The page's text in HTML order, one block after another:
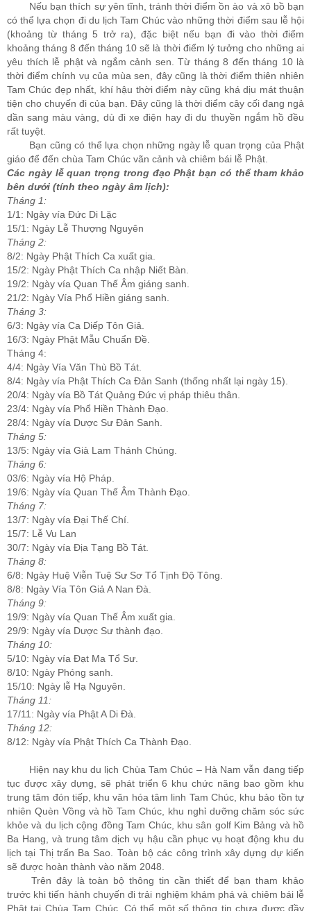
Nếu bạn thích sự yên tĩnh, tránh thời điểm ồn ào và xô bồ bạn
có thể lựa chọn đi du lịch Tam Chúc vào những thời điểm sau lễ hội
(khoảng từ tháng 5 trở ra), đặc biệt nếu bạn đi vào thời điểm
khoảng tháng 8 đến tháng 10 sẽ là thời điểm lý tưởng cho những ai
yêu thích lễ phật và ngắm cảnh sen. Từ tháng 8 đến tháng 10 là
thời điểm chính vụ của mùa sen, đây cũng là thời điểm thiên nhiên
Tam Chúc đẹp nhất, khí hậu thời điểm này cũng khá dịu mát thuận
tiện cho chuyến đi của bạn. Đây cũng là thời điểm cây cối đang ngả
dần sang màu vàng, dù đi xe điện hay đi du thuyền ngắm hồ đều
rất tuyệt.
Bạn cũng có thể lựa chọn những ngày lễ quan trọng của Phật
giáo để đến chùa Tam Chúc vãn cảnh và chiêm bái lễ Phật.
Các ngày lễ quan trọng trong đạo Phật bạn có thể tham khảo
bên dưới (tính theo ngày âm lịch):
Tháng 1:
1/1: Ngày vía Đức Di Lặc
15/1: Ngày Lễ Thượng Nguyên
Tháng 2:
8/2: Ngày Phật Thích Ca xuất gia.
15/2: Ngày Phật Thích Ca nhập Niết Bàn.
19/2: Ngày vía Quan Thế Âm giáng sanh.
21/2: Ngày Vía Phổ Hiền giáng sanh.
Tháng 3:
6/3: Ngày vía Ca Diếp Tôn Giả.
16/3: Ngày Phật Mẫu Chuẩn Đề.
Tháng 4:
4/4: Ngày Vía Văn Thù Bồ Tát.
8/4: Ngày vía Phật Thích Ca Đản Sanh (thống nhất lại ngày 15).
20/4: Ngày vía Bồ Tát Quảng Đức vị pháp thiêu thân.
23/4: Ngày vía Phổ Hiền Thành Đạo.
28/4: Ngày vía Dược Sư Đản Sanh.
Tháng 5:
13/5: Ngày vía Già Lam Thánh Chúng.
Tháng 6:
03/6: Ngày vía Hộ Pháp.
19/6: Ngày vía Quan Thế Âm Thành Đạo.
Tháng 7:
13/7: Ngày vía Đại Thế Chí.
15/7: Lễ Vu Lan
30/7: Ngày vía Địa Tạng Bồ Tát.
Tháng 8:
6/8: Ngày Huệ Viễn Tuệ Sư Sơ Tổ Tịnh Độ Tông.
8/8: Ngày Vía Tôn Giả A Nan Đà.
Tháng 9:
19/9: Ngày vía Quan Thế Âm xuất gia.
29/9: Ngày vía Dược Sư thành đạo.
Tháng 10:
5/10: Ngày vía Đạt Ma Tổ Sư.
8/10: Ngày Phóng sanh.
15/10: Ngày lễ Hạ Nguyên.
Tháng 11:
17/11: Ngày vía Phật A Di Đà.
Tháng 12:
8/12: Ngày vía Phật Thích Ca Thành Đạo.
Hiện nay khu du lịch Chùa Tam Chúc – Hà Nam vẫn đang tiếp
tục được xây dựng, sẽ phát triển 6 khu chức năng bao gồm khu
trung tâm đón tiếp, khu văn hóa tâm linh Tam Chúc, khu bảo tồn tự
nhiên Quèn Vồng và hồ Tam Chúc, khu nghỉ dưỡng chăm sóc sức
khỏe và du lịch cộng đồng Tam Chúc, khu sân golf Kim Bảng và hồ
Ba Hang, và trung tâm dịch vụ hậu cần phục vụ hoạt động khu du
lịch tại Thị trấn Ba Sao. Toàn bộ các công trình xây dựng dự kiến
sẽ được hoàn thành vào năm 2048.
Trên đây là toàn bộ thông tin cần thiết để bạn tham khảo
trước khi tiến hành chuyến đi trải nghiệm khám phá và chiêm bái lễ
Phật tại Chùa Tam Chúc. Có thể một số thông tin chưa được đầy